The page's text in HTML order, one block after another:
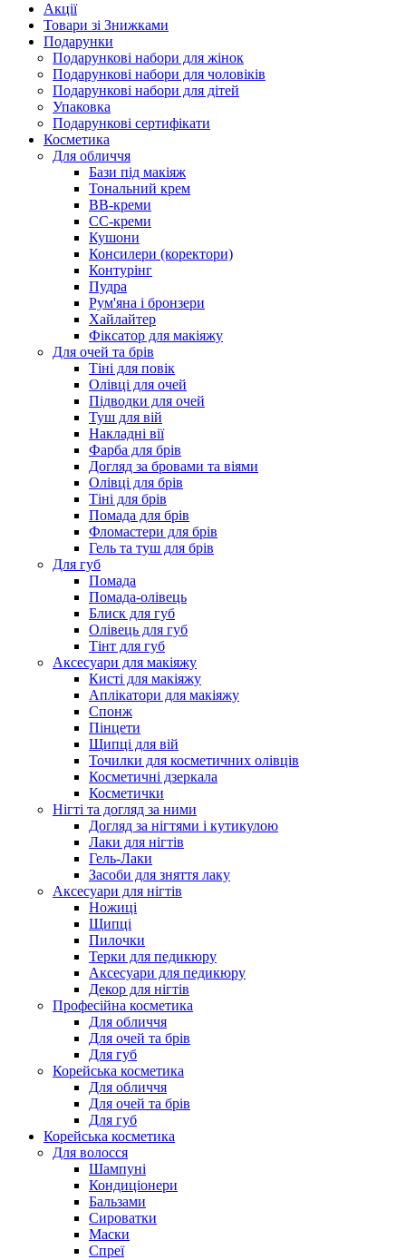
Акції
Товари зі Знижками
Подарунки
Подарункові набори для жінок
Подарункові набори для чоловіків
Подарункові набори для дітей
Упаковка
Подарункові сертифікати
Косметика
Для обличчя
Бази під макіяж
Тональний крем
BB-креми
CC-креми
Кушони
Консилери (коректори)
Контурінг
Пудра
Рум'яна і бронзери
Хайлайтер
Фіксатор для макіяжу
Для очей та брів
Тіні для повік
Олівці для очей
Підводки для очей
Туш для вій
Накладні вії
Фарба для брів
Догляд за бровами та віями
Олівці для брів
Тіні для брів
Помада для брів
Фломастери для брів
Гель та туш для брів
Для губ
Помада
Помада-олівець
Блиск для губ
Олівець для губ
Тінт для губ
Аксесуари для макіяжу
Кисті для макіяжу
Аплікатори для макіяжу
Спонж
Пінцети
Щипці для вій
Точилки для косметичних олівців
Косметичні дзеркала
Косметички
Нігті та догляд за ними
Догляд за нігтями і кутикулою
Лаки для нігтів
Гель-Лаки
Засоби для зняття лаку
Аксесуари для нігтів
Ножиці
Щипці
Пилочки
Терки для педикюру
Аксесуари для педикюру
Декор для нігтів
Професійна косметика
Для обличчя
Для очей та брів
Для губ
Корейська косметика
Для обличчя
Для очей та брів
Для губ
Корейська косметика
Для волосся
Шампуні
Кондиціонери
Бальзами
Сироватки
Маски
Спреї